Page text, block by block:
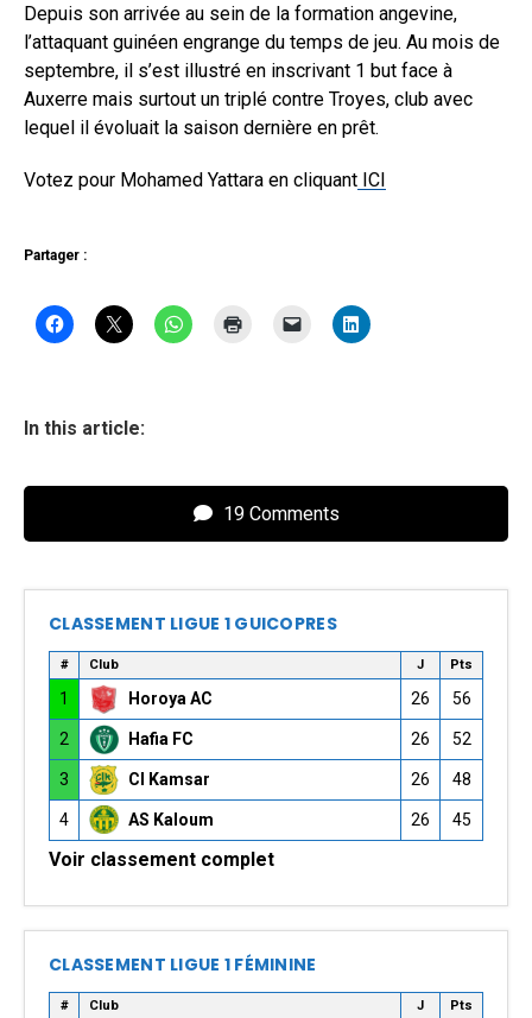
Depuis son arrivée au sein de la formation angevine,
l’attaquant guinéen engrange du temps de jeu. Au mois de
septembre, il s’est illustré en inscrivant 1 but face à
Auxerre mais surtout un triplé contre Troyes, club avec
lequel il évoluait la saison dernière en prêt.
Votez pour Mohamed Yattara en cliquant ICI
Partager :
In this article:
19 Comments
CLASSEMENT LIGUE 1 GUICOPRES
# Club J Pts
1 Horoya AC 26 56
2 Hafia FC 26 52
3 CI Kamsar 26 48
4 AS Kaloum 26 45
Voir classement complet
CLASSEMENT LIGUE 1 FÉMININE
# Club J Pts